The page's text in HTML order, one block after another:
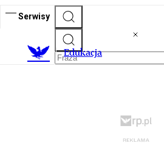
Serwisy
Edukacja